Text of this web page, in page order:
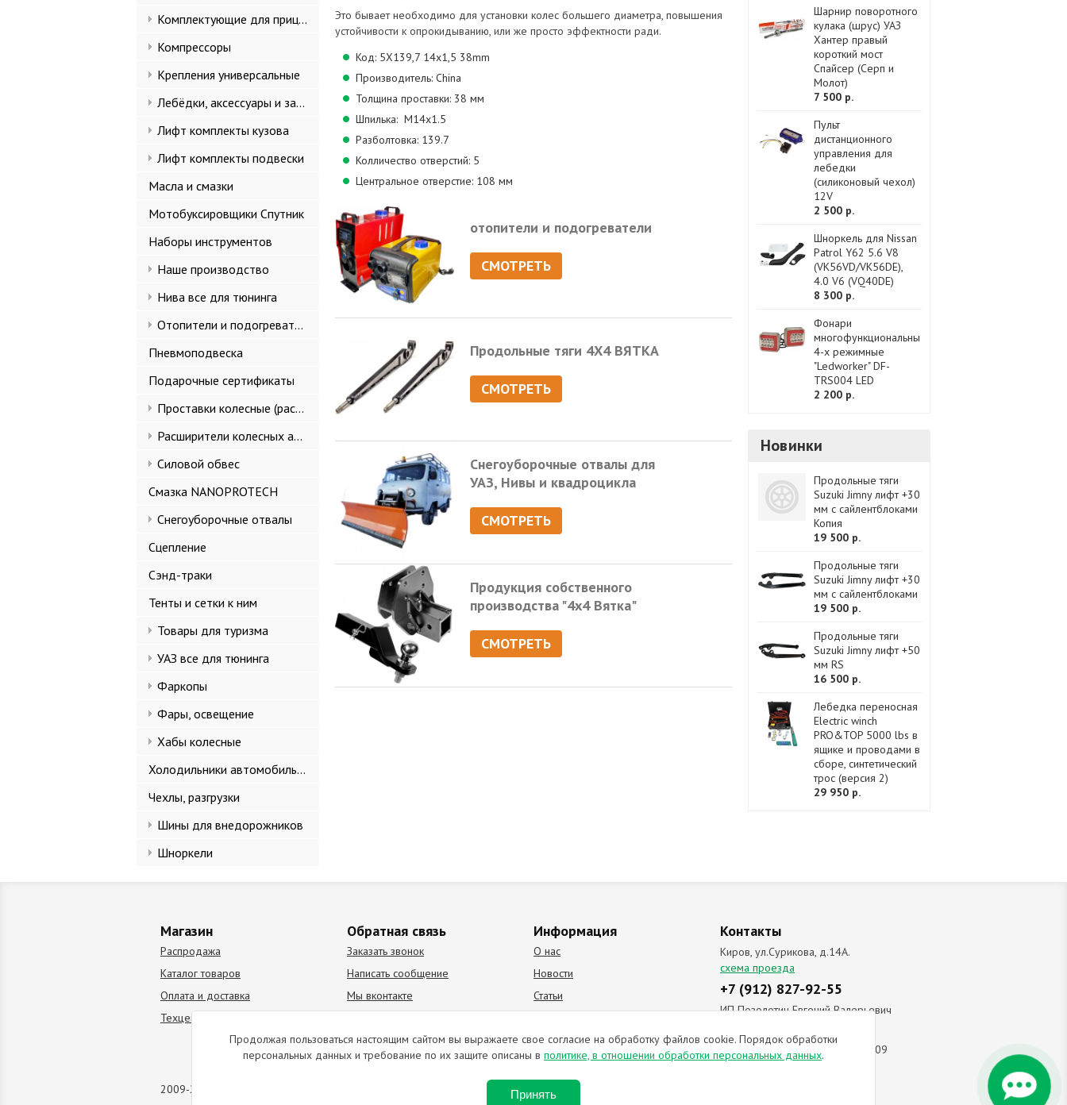
Комплектующие для прицепов
Компрессоры
Крепления универсальные
Лебёдки, аксессуары и запчасти
Лифт комплекты кузова
Лифт комплекты подвески
Масла и смазки
Мотобуксировщики Спутник
Наборы инструментов
Наше производство
Нива все для тюнинга
Отопители и подогреватели
Пневмоподвеска
Подарочные сертификаты
Проставки колесные (расширители колеи)
Расширители колесных арок и брызговики
Силовой обвес
Смазка NANOPROTECH
Снегоуборочные отвалы
Сцепление
Сэнд-траки
Тенты и сетки к ним
Товары для туризма
УАЗ все для тюнинга
Фаркопы
Фары, освещение
Хабы колесные
Холодильники автомобильные
Чехлы, разгрузки
Шины для внедорожников
Шноркели
Это бывает необходимо для установки колес большего диаметра, повышения
устойчивости к опрокидыванию, или же просто эффектности ради.
Код: 5X139,7 14x1,5 38mm
Производитель: China
Толщина проставки: 38 мм
Шпилька: М14х1.5
Разболтовка: 139.7
Колличество отверстий: 5
Центральное отверстие: 108 мм
отопители и подогреватели
СМОТРЕТЬ
Продольные тяги 4Х4 ВЯТКА
СМОТРЕТЬ
Снегоуборочные отвалы для
УАЗ, Нивы и квадроцикла
СМОТРЕТЬ
Продукция собственного
производства "4х4 Вятка"
СМОТРЕТЬ
Шарнир поворотного
кулака (шрус) УАЗ
Хантер правый
короткий мост
Спайсер (Серп и
Молот)
7 500 р.
Пульт
дистанционного
управления для
лебедки
(силиконовый чехол)
12V
2 500 р.
Шноркель для Nissan
Patrol Y62 5.6 V8
(VK56VD/VK56DE),
4.0 V6 (VQ40DE)
8 300 р.
Фонари
многофункциональные
4-х режимные
"Ledworker" DF-
TRS004 LED
2 200 р.
Новинки
Продольные тяги
Suzuki Jimny лифт +30
мм с сайлентблоками
Копия
19 500 р.
Продольные тяги
Suzuki Jimny лифт +30
мм с сайлентблоками
19 500 р.
Продольные тяги
Suzuki Jimny лифт +50
мм RS
16 500 р.
Лебедка переносная
Electric winch
PRO&TOP 5000 lbs в
ящике и проводами в
сборе, синтетический
трос (версия 2)
29 950 р.
Магазин
Распродажа
Каталог товаров
Оплата и доставка
Техцентр
Обратная связь
Заказать звонок
Написать сообщение
Мы вконтакте
Информация
О нас
Новости
Статьи
Контакты
Киров, ул.Сурикова, д.14А.
схема проезда
+7 (912) 827-92-55
ИП Позолотин Евгений Валерьевич
ИНН 434537218055 / ОГРН ИП
309434505600123 от 25.02.2009
2009-2026 © Все права защищены. Копирование материалов запрещено. Отправляя любую форму на сайте, вы соглашаетесь с
Продолжая пользоваться настоящим сайтом вы выражаете свое согласие на обработку файлов cookie. Порядок обработки
персональных данных и требование по их защите описаны в политике, в отношении обработки персональных данных.
Принять